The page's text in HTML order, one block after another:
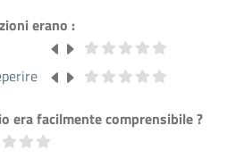
erano :
era facilmente comprensibile ?